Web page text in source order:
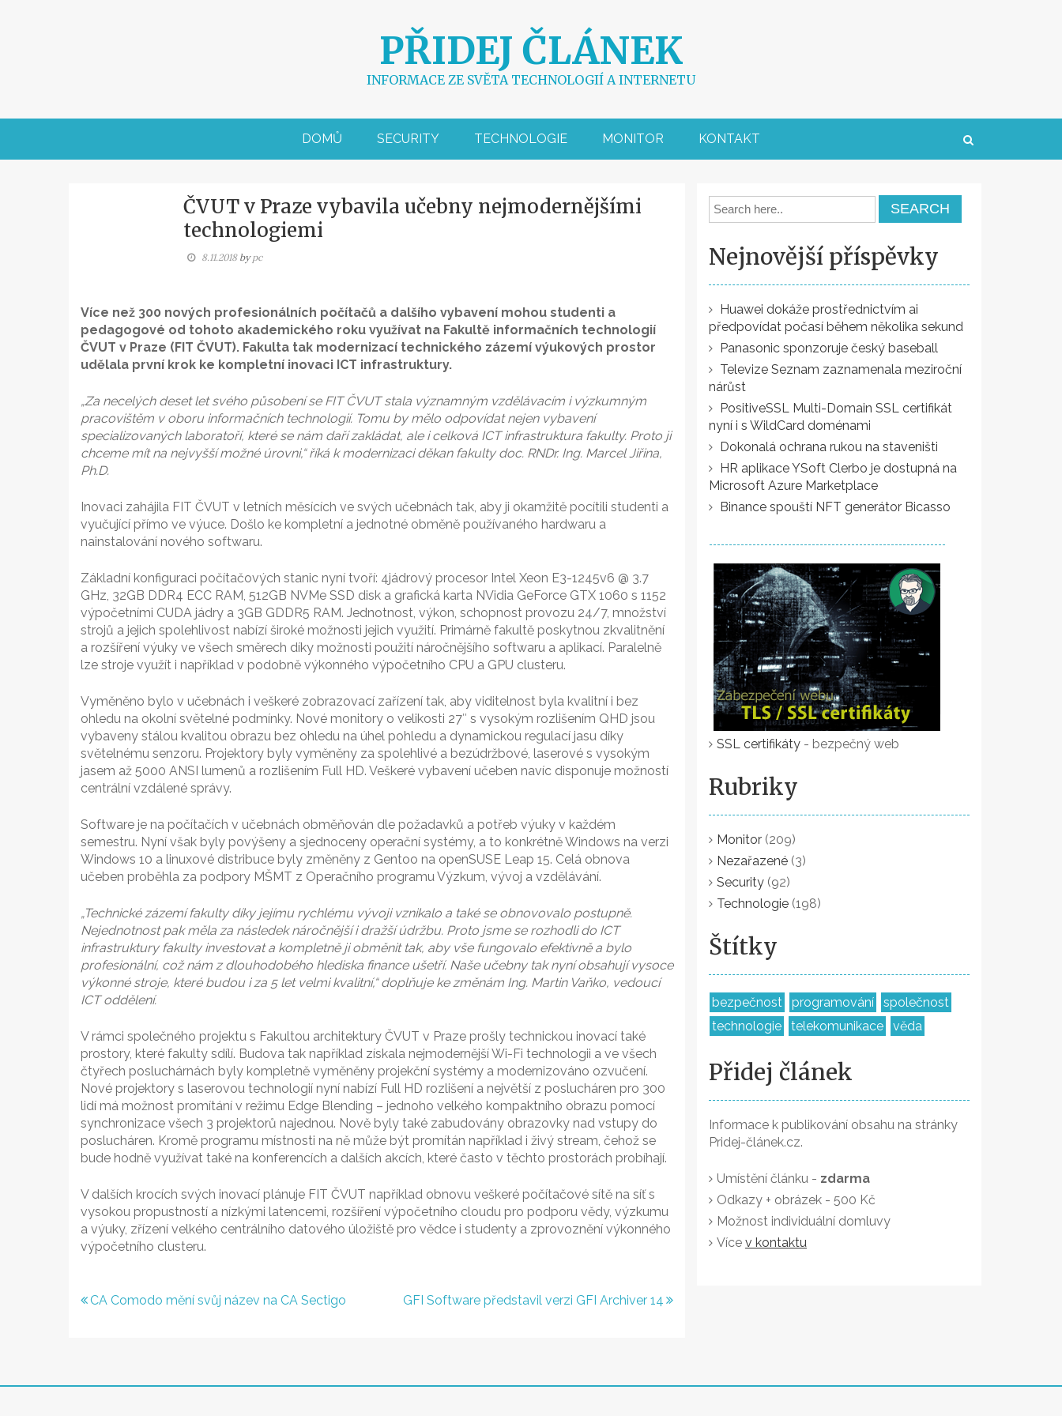
PŘIDEJ ČLÁNEK
INFORMACE ZE SVĚTA TECHNOLOGIÍ A INTERNETU
DOMŮ SECURITY TECHNOLOGIE MONITOR KONTAKT
ČVUT v Praze vybavila učebny nejmodernějšími
technologiemi
8.11.2018bypc
Více než 300 nových profesionálních počítačů a dalšího vybavení mohou studenti a
pedagogové od tohoto akademického roku využívat na Fakultě informačních technologií
ČVUT v Praze (FIT ČVUT). Fakulta tak modernizací technického zázemí výukových prostor
udělala první krok ke kompletní inovaci ICT infrastruktury.
„Za necelých deset let svého působení se FIT ČVUT stala významným vzdělávacím i výzkumným
pracovištěm v oboru informačních technologií. Tomu by mělo odpovídat nejen vybavení
specializovaných laboratoří, které se nám daří zakládat, ale i celková ICT infrastruktura fakulty. Proto ji
chceme mít na nejvyšší možné úrovni,“ říká k modernizaci děkan fakulty doc. RNDr. Ing. Marcel Jiřina,
Ph.D.
Inovaci zahájila FIT ČVUT v letních měsících ve svých učebnách tak, aby ji okamžitě pocítili studenti a
vyučující přímo ve výuce. Došlo ke kompletní a jednotné obměně používaného hardwaru a
nainstalování nového softwaru.
Základní konfiguraci počítačových stanic nyní tvoří: 4jádrový procesor Intel Xeon E3-1245v6 @ 3.7
GHz, 32GB DDR4 ECC RAM, 512GB NVMe SSD disk a grafická karta NVidia GeForce GTX 1060 s 1152
výpočetními CUDA jádry a 3GB GDDR5 RAM. Jednotnost, výkon, schopnost provozu 24/7, množství
strojů a jejich spolehlivost nabízí široké možnosti jejich využití. Primárně fakultě poskytnou zkvalitnění
a rozšíření výuky ve všech směrech díky možnosti použití náročnějšího softwaru a aplikací. Paralelně
lze stroje využít i například v podobně výkonného výpočetního CPU a GPU clusteru.
Vyměněno bylo v učebnách i veškeré zobrazovací zařízení tak, aby viditelnost byla kvalitní i bez
ohledu na okolní světelné podmínky. Nové monitory o velikosti 27″ s vysokým rozlišením QHD jsou
vybaveny stálou kvalitou obrazu bez ohledu na úhel pohledu a dynamickou regulací jasu díky
světelnému senzoru. Projektory byly vyměněny za spolehlivé a bezúdržbové, laserové s vysokým
jasem až 5000 ANSI lumenů a rozlišením Full HD. Veškeré vybavení učeben navíc disponuje možností
centrální vzdálené správy.
Software je na počítačích v učebnách obměňován dle požadavků a potřeb výuky v každém
semestru. Nyní však byly povýšeny a sjednoceny operační systémy, a to konkrétně Windows na verzi
Windows 10 a linuxové distribuce byly změněny z Gentoo na openSUSE Leap 15. Celá obnova
učeben proběhla za podpory MŠMT z Operačního programu Výzkum, vývoj a vzdělávání.
„Technické zázemí fakulty díky jejímu rychlému vývoji vznikalo a také se obnovovalo postupně.
Nejednotnost pak měla za následek náročnější i dražší údržbu. Proto jsme se rozhodli do ICT
infrastruktury fakulty investovat a kompletně ji obměnit tak, aby vše fungovalo efektivně a bylo
profesionální, což nám z dlouhodobého hlediska finance ušetří. Naše učebny tak nyní obsahují vysoce
výkonné stroje, které budou i za 5 let velmi kvalitní,“ doplňuje ke změnám Ing. Martin Vaňko, vedoucí
ICT oddělení.
V rámci společného projektu s Fakultou architektury ČVUT v Praze prošly technickou inovací také
prostory, které fakulty sdílí. Budova tak například získala nejmodernější Wi-Fi technologii a ve všech
čtyřech posluchárnách byly kompletně vyměněny projekční systémy a modernizováno ozvučení.
Nové projektory s laserovou technologií nyní nabízí Full HD rozlišení a největší z poslucháren pro 300
lidí má možnost promítání v režimu Edge Blending – jednoho velkého kompaktního obrazu pomocí
synchronizace všech 3 projektorů najednou. Nově byly také zabudovány obrazovky nad vstupy do
poslucháren. Kromě programu místnosti na ně může být promítán například i živý stream, čehož se
bude hodně využívat také na konferencích a dalších akcích, které často v těchto prostorách probíhají.
V dalších krocích svých inovací plánuje FIT ČVUT například obnovu veškeré počítačové sítě na síť s
vysokou propustností a nízkými latencemi, rozšíření výpočetního cloudu pro podporu vědy, výzkumu
a výuky, zřízení velkého centrálního datového úložiště pro vědce i studenty a zprovoznění výkonného
výpočetního clusteru.
Navigace
CA Comodo mění svůj název na CA Sectigo GFI Software představil verzi GFI Archiver 14
Nejnovější příspěvky
Huawei dokáže prostřednictvím ai
předpovídat počasí během několika sekund
Panasonic sponzoruje český baseball
Televize Seznam zaznamenala meziroční
nárůst
PositiveSSL Multi-Domain SSL certifikát
nyní i s WildCard doménami
Dokonalá ochrana rukou na staveništi
HR aplikace YSoft Clerbo je dostupná na
Microsoft Azure Marketplace
Binance spouští NFT generátor Bicasso
SSL certifikáty - bezpečný web
Rubriky
Monitor (209)
Nezařazené (3)
Security (92)
Technologie (198)
Štítky
bezpečnost programování
společnost
technologie
telekomunikace věda
Přidej článek
Informace k publikování obsahu na stránky
Pridej-článek.cz.
Umístění článku - zdarma
Odkazy + obrázek - 500 Kč
Možnost individuální domluvy
Více v kontaktu